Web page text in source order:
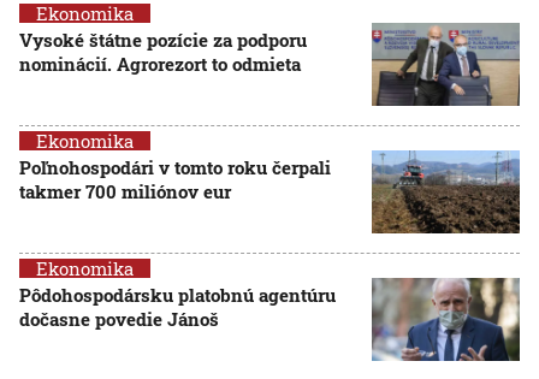
Ekonomika
Vysoké štátne pozície za podporu
nominácií. Agrorezort to odmieta
Ekonomika
Poľnohospodári v tomto roku čerpali
takmer 700 miliónov eur
Ekonomika
Pôdohospodársku platobnú agentúru
dočasne povedie Jánoš